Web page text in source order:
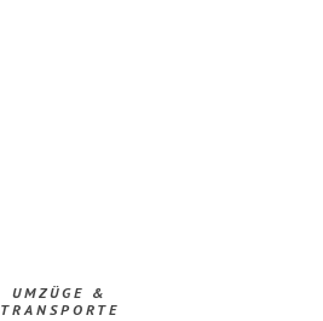
UMZÜGE &
TRANSPORTE